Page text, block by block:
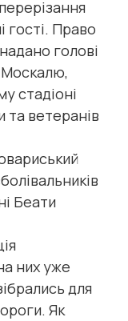
гості. Право
голові
стадіоні
та ветеранів
Беати
них уже
для
Як